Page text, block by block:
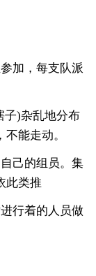
加，每支队派
)杂乱地分布
能走动。
己的组员。集
此类推
行着的人员做